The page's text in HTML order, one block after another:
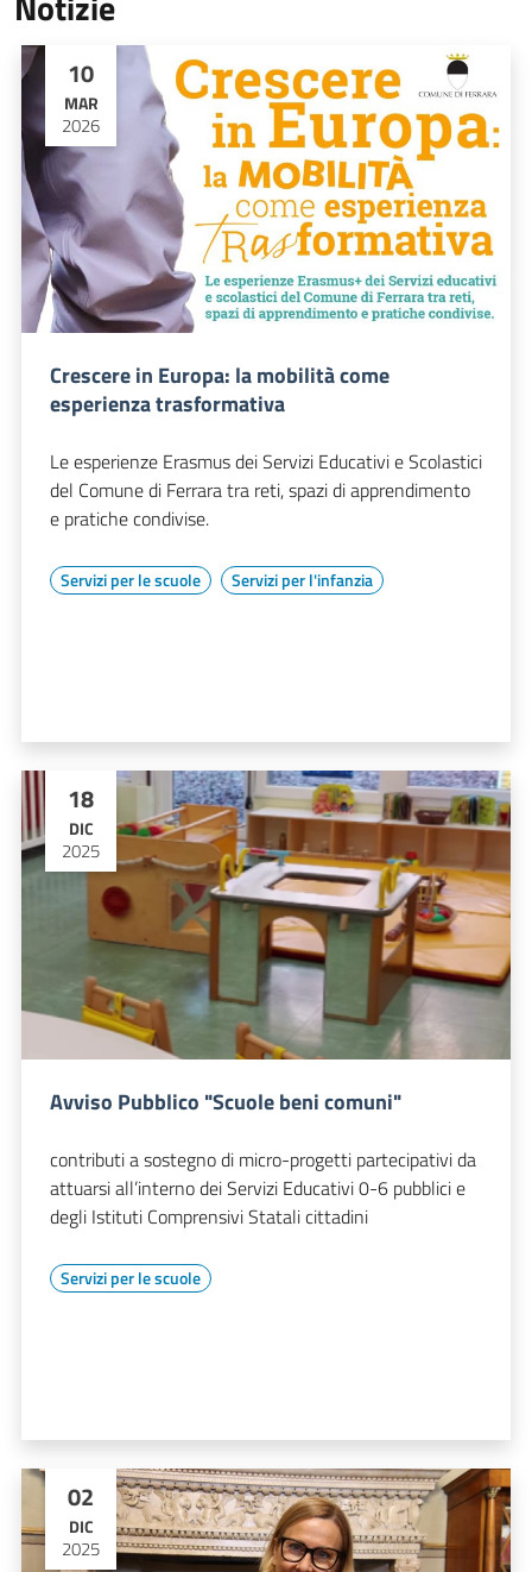
10
MAR
2026
Crescere in Europa: la mobilità come
esperienza trasformativa
Le esperienze Erasmus dei Servizi Educativi e Scolastici
del Comune di Ferrara tra reti, spazi di apprendimento
e pratiche condivise.
Servizi per le scuole Servizi per l'infanzia
18
DIC
2025
Avviso Pubblico "Scuole beni comuni"
contributi a sostegno di micro-progetti partecipativi da
attuarsi all’interno dei Servizi Educativi 0-6 pubblici e
degli Istituti Comprensivi Statali cittadini
Servizi per le scuole
02
DIC
2025